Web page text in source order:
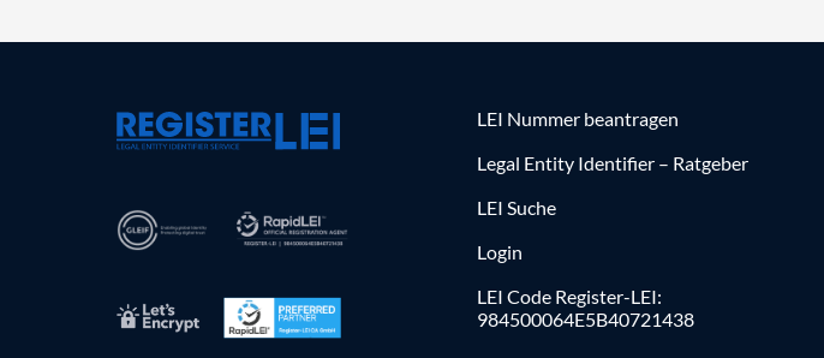
LEI Nummer beantragen
Legal Entity Identifier – Ratgeber
LEI Suche
Login
LEI Code Register-LEI:
984500064E5B40721438